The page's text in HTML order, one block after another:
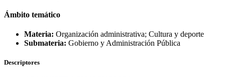
Ámbito temático
Materia: Organización administrativa; Cultura y deporte
Submateria: Gobierno y Administración Pública
Descriptores